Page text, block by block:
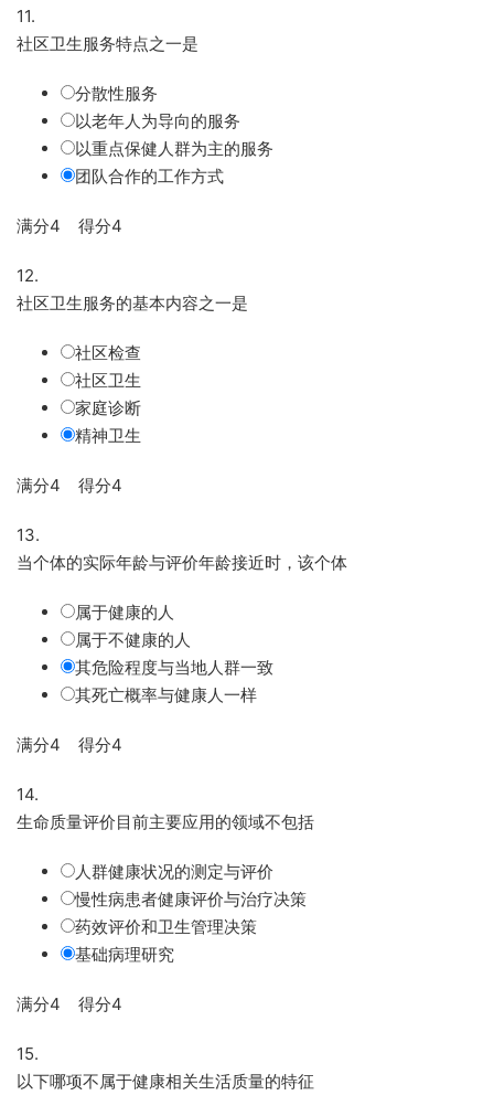
11.
社区卫生服务特点之一是
分散性服务
以老年人为导向的服务
以重点保健人群为主的服务
团队合作的工作方式
满分4 得分4
12.
社区卫生服务的基本内容之一是
社区检查
社区卫生
家庭诊断
精神卫生
满分4 得分4
13.
当个体的实际年龄与评价年龄接近时，该个体
属于健康的人
属于不健康的人
其危险程度与当地人群一致
其死亡概率与健康人一样
满分4 得分4
14.
生命质量评价目前主要应用的领域不包括
人群健康状况的测定与评价
慢性病患者健康评价与治疗决策
药效评价和卫生管理决策
基础病理研究
满分4 得分4
15.
以下哪项不属于健康相关生活质量的特征